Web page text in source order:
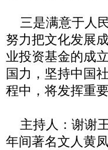
三是满意于人
努力把文化发展
业投资基金的成
国力，坚持中国
程中，将发挥重
主持人：谢谢
年间著名文人黄